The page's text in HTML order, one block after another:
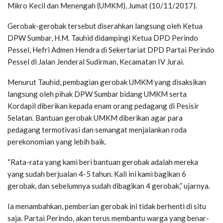
Mikro Kecil dan Menengah (UMKM), Jumat (10/11/2017).
Gerobak-gerobak tersebut diserahkan langsung oleh Ketua
DPW Sumbar, H.M. Tauhid didampingi Ketua DPD Perindo
Pessel, Hefri Admen Hendra di Sekertariat DPD Partai Perindo
Pessel di Jalan Jenderal Sudirman, Kecamatan IV Jurai.
Menurut Tauhid, pembagian gerobak UMKM yang disaksikan
langsung oleh pihak DPW Sumbar bidang UMKM serta
Kordapil diberikan kepada enam orang pedagang di Pesisir
Selatan. Bantuan gerobak UMKM diberikan agar para
pedagang termotivasi dan semangat menjalankan roda
perekonomian yang lebih baik.
“Rata-rata yang kami beri bantuan gerobak adalah mereka
yang sudah berjualan 4-5 tahun. Kali ini kami bagikan 6
gerobak, dan sebelumnya sudah dibagikan 4 gerobak,” ujarnya.
Ia menambahkan, pemberian gerobak ini tidak berhenti di situ
saja. Partai Perindo, akan terus membantu warga yang benar-